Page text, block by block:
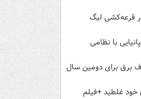
قرعه‌کشی لیگ
با نظامی
برق برای دومین سال
خود غلطید +فیلم